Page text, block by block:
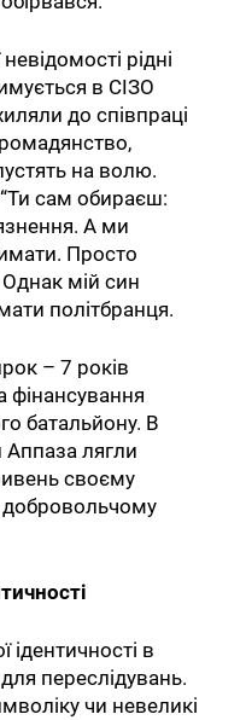
рідні
в СІЗО
до співпраці
на волю.
сам обираєш:
А ми
Просто
мій син
політбранця.
– 7 років
фінансування
батальйону. В
лягли
своєму
ідентичності в
переслідувань.
чи невеликі